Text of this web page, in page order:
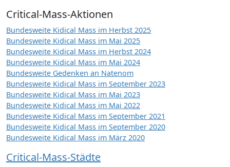
Critical-Mass-Aktionen
Bundesweite Kidical Mass im Herbst 2025
Bundesweite Kidical Mass im Mai 2025
Bundesweite Kidical Mass im Herbst 2024
Bundesweite Kidical Mass im Mai 2024
Bundesweite Gedenken an Natenom
Bundesweite Kidical Mass im September 2023
Bundesweite Kidical Mass im Mai 2023
Bundesweite Kidical Mass im Mai 2022
Bundesweite Kidical Mass im September 2021
Bundesweite Kidical Mass im September 2020
Bundesweite Kidical Mass im März 2020
Critical-Mass-Städte